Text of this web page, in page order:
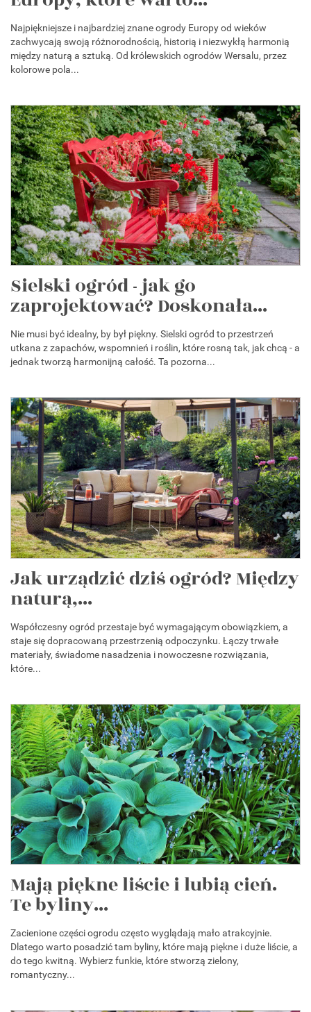
Najpiękniejsze i najbardziej znane ogrody Europy od wieków
zachwycają swoją różnorodnością, historią i niezwykłą harmonią
między naturą a sztuką. Od królewskich ogrodów Wersalu, przez
kolorowe pola...
Sielski ogród - jak go
zaprojektować? Doskonała...
Nie musi być idealny, by był piękny. Sielski ogród to przestrzeń
utkana z zapachów, wspomnień i roślin, które rosną tak, jak chcą - a
jednak tworzą harmonijną całość. Ta pozorna...
Jak urządzić dziś ogród? Między
naturą,...
Współczesny ogród przestaje być wymagającym obowiązkiem, a
staje się dopracowaną przestrzenią odpoczynku. Łączy trwałe
materiały, świadome nasadzenia i nowoczesne rozwiązania,
które...
Mają piękne liście i lubią cień.
Te byliny...
Zacienione części ogrodu często wyglądają mało atrakcyjnie.
Dlatego warto posadzić tam byliny, które mają piękne i duże liście, a
do tego kwitną. Wybierz funkie, które stworzą zielony,
romantyczny...